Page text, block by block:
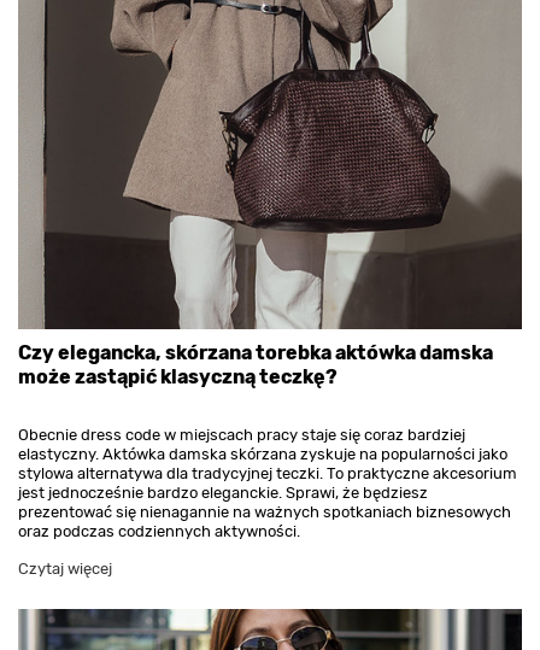
Czy elegancka, skórzana torebka aktówka damska
może zastąpić klasyczną teczkę?
Obecnie dress code w miejscach pracy staje się coraz bardziej
elastyczny. Aktówka damska skórzana zyskuje na popularności jako
stylowa alternatywa dla tradycyjnej teczki. To praktyczne akcesorium
jest jednocześnie bardzo eleganckie. Sprawi, że będziesz
prezentować się nienagannie na ważnych spotkaniach biznesowych
oraz podczas codziennych aktywności.
Czytaj więcej